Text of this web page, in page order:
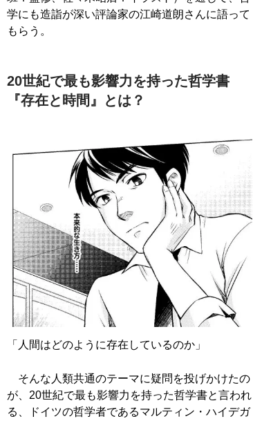
学にも造詣が深い評論家の江崎道朗さんに語って
もらう。
20世紀で最も影響力を持った哲学書
『存在と時間』とは？
「人間はどのように存在しているのか」
そんな人類共通のテーマに疑問を投げかけたの
が、20世紀で最も影響力を持った哲学書と言われ
る、ドイツの哲学者であるマルティン・ハイデガ